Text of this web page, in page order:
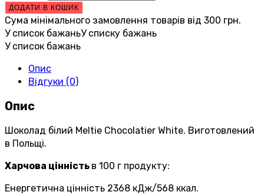
ДОДАТИ В КОШИК
Сума мінімального замовлення товарів від 300 грн.
У список бажаньУ списку бажань
У список бажань
Опис
Відгуки (0)
Опис
Шоколад білий Meltie Chocolatier White. Виготовлений
в Польщі.
Харчова цінність в 100 г продукту:
Енергетична цінність 2368 кДж/568 ккал.